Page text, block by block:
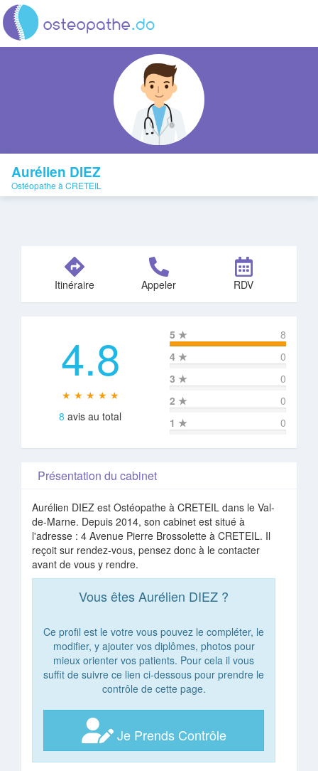
Aurélien DIEZ
Ostéopathe à CRETEIL
Itinéraire Appeler RDV
4.8
★ ★ ★ ★ ★
8 avis au total
5 ★
8
4 ★
0
3 ★
0
2 ★
0
1 ★ 0
Présentation du cabinet
Aurélien DIEZ est Ostéopathe à CRETEIL dans le Val-
de-Marne. Depuis 2014, son cabinet est situé à
l'adresse : 4 Avenue Pierre Brossolette à CRETEIL. Il
reçoit sur rendez-vous, pensez donc à le contacter
avant de vous y rendre.
Vous êtes Aurélien DIEZ ?
Ce profil est le votre vous pouvez le compléter, le
modifier, y ajouter vos diplômes, photos pour
mieux orienter vos patients. Pour cela il vous
suffit de suivre ce lien ci-dessous pour prendre le
contrôle de cette page.
Je Prends Contrôle